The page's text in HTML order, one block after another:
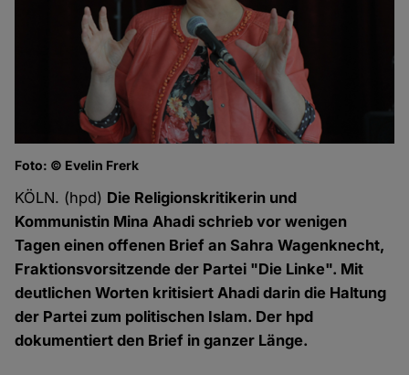
Foto: © Evelin Frerk
KÖLN. (hpd) Die Religionskritikerin und
Kommunistin Mina Ahadi schrieb vor wenigen
Tagen einen offenen Brief an Sahra Wagenknecht,
Fraktionsvorsitzende der Partei "Die Linke". Mit
deutlichen Worten kritisiert Ahadi darin die Haltung
der Partei zum politischen Islam. Der hpd
dokumentiert den Brief in ganzer Länge.